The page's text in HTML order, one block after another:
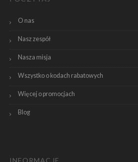
O nas
Nasz zespół
Nasza misja
Wszystko o kodach rabatowych
Więcej o promocjach
Blog